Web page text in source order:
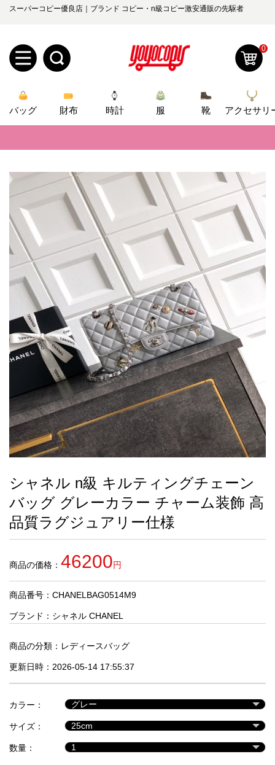
スーパーコピー優良店｜ブランド コピー・n級コピー激安通販の先駆者
規
ザ
ー
登
録
ロ
ン
ー
ー
理
お
ら
yoyocopys@gmail.com
2026人気特集
バッグ
財布
時計
服
ズボン
衣装セット
靴
住まい用品
アクセサリー
ベルト
スカーフ
アイフォーンケ
ース
小物
新
品
お
す
す
め
商
人
気
商
セ
ル
品
0
バッグ 財布 時計 服 靴 アクセサリ
新作入荷！ルイ・ヴィトンスーパーコピー バッグ最新モデルが登場。
当店は正真正銘のn級スーパーコピーのみ取扱い。最高品質の再現度を
2026春の新作続々更新中！期間中のご注文でお得な割引をご利用いただ
📢 新作入荷！ルイ・ヴィトンスーパーコピー バッグ最新モデルが登場。
シャネル n級 キルティングチェーン
バッグ グレーカラー チャーム装飾 高
品質ラグジュアリー仕様
商品の価格： 46200円
商品番号：CHANELBAG0514M9
ブランド： シャネル CHANEL
商品の分類： レディースバッグ
更新日時：2026-05-14 17:55:37
カラー：
サイズ：
数量：